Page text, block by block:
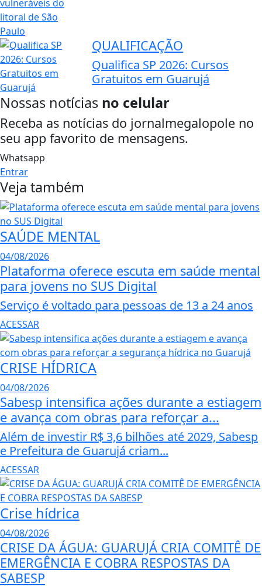
QUALIFICAÇÃO
Qualifica SP 2026: Cursos
Gratuitos em Guarujá
Nossas notícias no celular
Receba as notícias do jornalmegalopole no
seu app favorito de mensagens.
Whatsapp
Entrar
Veja também
SAÚDE MENTAL
04/08/2026
Plataforma oferece escuta em saúde mental
para jovens no SUS Digital
Serviço é voltado para pessoas de 13 a 24 anos
ACESSAR
CRISE HÍDRICA
04/08/2026
Sabesp intensifica ações durante a estiagem
e avança com obras para reforçar a...
Além de investir R$ 3,6 bilhões até 2029, Sabesp
e Prefeitura de Guarujá criam...
ACESSAR
Crise hídrica
04/08/2026
CRISE DA ÁGUA: GUARUJÁ CRIA COMITÊ DE
EMERGÊNCIA E COBRA RESPOSTAS DA
SABESP